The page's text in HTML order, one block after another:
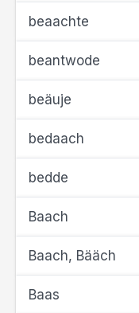
beaachte
beantwode
beäuje
bedaach
bedde
Baach
Baach, Bääch
Baas